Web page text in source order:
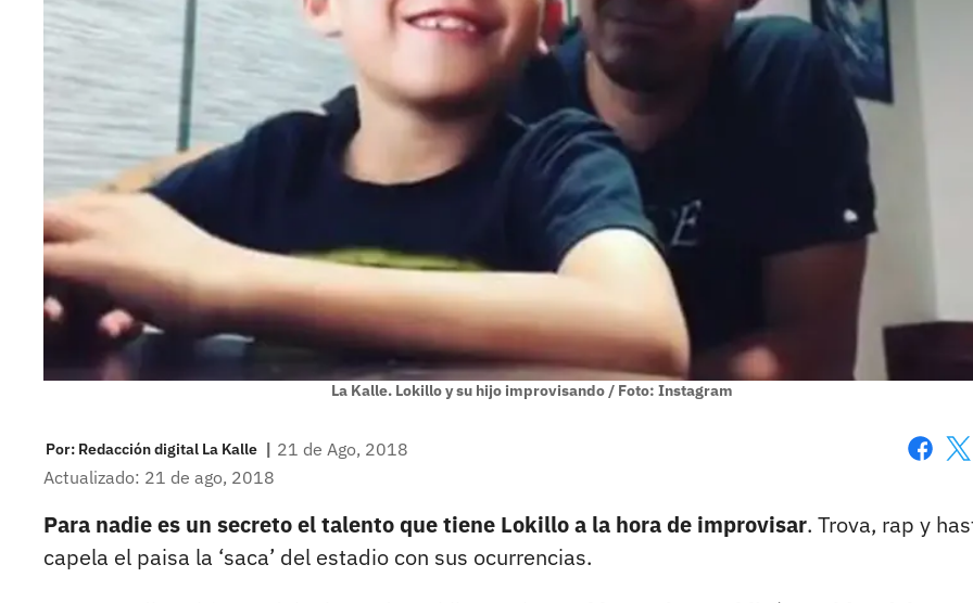
La Kalle. Lokillo y su hijo improvisando / Foto: Instagram
Por: Redacción digital La Kalle | 21 de Ago, 2018
Actualizado: 21 de ago, 2018
Para nadie es un secreto el talento que tiene Lokillo a la hora de improvisar. Trova, rap y
capela el paisa la ‘saca’ del estadio con sus ocurrencias.